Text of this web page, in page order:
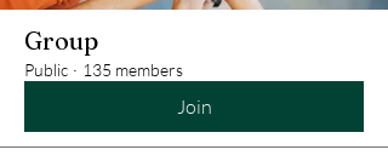
Group
Public · 135 members
Join